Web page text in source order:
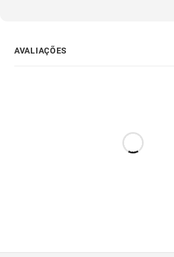
AVALIAÇÕES